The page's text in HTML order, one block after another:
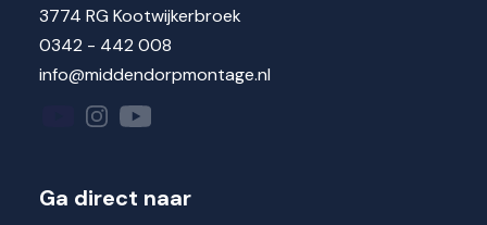
3774 RG Kootwijkerbroek
0342 - 442 008
info@middendorpmontage.nl
Ga direct naar